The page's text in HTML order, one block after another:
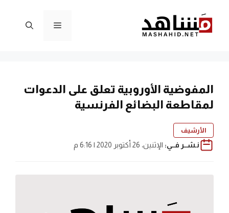
المحتوى
القائمة
المفوضية الأوروبية تعلق على الدعوات
لمقاطعة البضائع الفرنسية
الأرشيف
نـشــر فــي: الإثنين، 26 أكتوبر 2020 | 6:16 م